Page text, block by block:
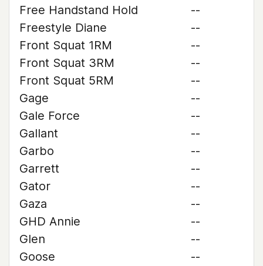
Free Handstand Hold
--
Freestyle Diane
--
Front Squat 1RM
--
Front Squat 3RM
--
Front Squat 5RM
--
Gage
--
Gale Force
--
Gallant
--
Garbo
--
Garrett
--
Gator
--
Gaza
--
GHD Annie
--
Glen
--
Goose
--